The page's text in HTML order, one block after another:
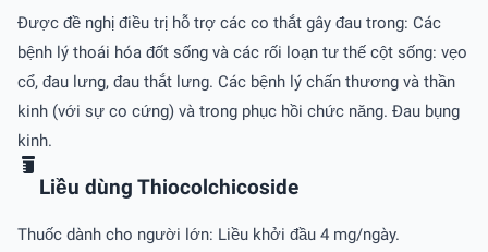
Ðược đề nghị điều trị hỗ trợ các co thắt gây đau trong: Các
bệnh lý thoái hóa đốt sống và các rối loạn tư thế cột sống: vẹo
cổ, đau lưng, đau thắt lưng. Các bệnh lý chấn thương và thần
kinh (với sự co cứng) và trong phục hồi chức năng. Ðau bụng
kinh.
Liều dùng Thiocolchicoside
Thuốc dành cho người lớn: Liều khởi đầu 4 mg/ngày.